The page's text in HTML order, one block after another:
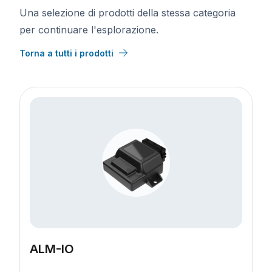
Fonte del Lead Via
Città Stato/Provincia
Paese
Accetto i termini e condizioni
Una selezione di prodotti della stessa categoria
per continuare l'esplorazione.
Torna a tutti i prodotti
ALM-IO